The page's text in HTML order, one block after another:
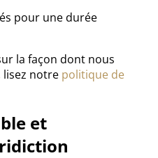
pour une durée
la façon dont nous
lisez notre politique de
et